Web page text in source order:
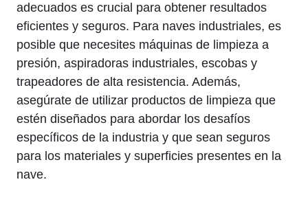
adecuados es crucial para obtener resultados
eficientes y seguros. Para naves industriales, es
posible que necesites máquinas de limpieza a
presión, aspiradoras industriales, escobas y
trapeadores de alta resistencia. Además,
asegúrate de utilizar productos de limpieza que
estén diseñados para abordar los desafíos
específicos de la industria y que sean seguros
para los materiales y superficies presentes en la
nave.